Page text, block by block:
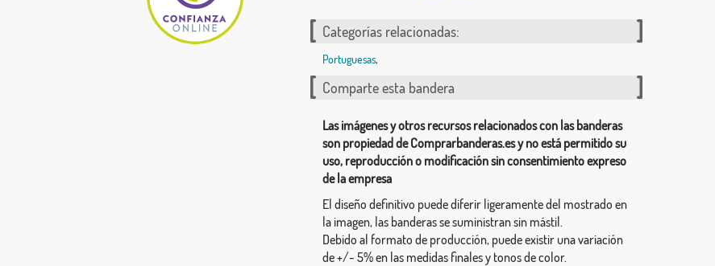
Categorías relacionadas:
Portuguesas,
Comparte esta bandera
Las imágenes y otros recursos relacionados con las banderas
son propiedad de Comprarbanderas.es y no está permitido su
uso, reproducción o modificación sin consentimiento expreso
de la empresa
El diseño definitivo puede diferir ligeramente del mostrado en
la imagen, las banderas se suministran sin mástil.
Debido al formato de producción, puede existir una variación
de +/- 5% en las medidas finales y tonos de color.